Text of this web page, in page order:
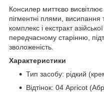
Консилер миттєво висвітлює
пігментні плями, висипання
комплекс і екстракт
передчасному старінню,
зволоженість.
Характеристики
Тип засобу: рідкий
Відтінок: 04 Apricot